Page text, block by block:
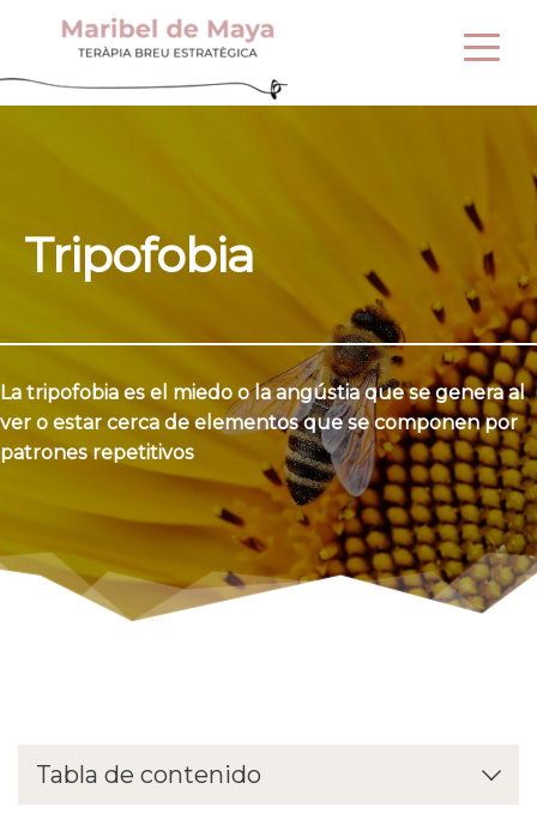
Tripofobia
La tripofobia es el miedo o la angústia que se genera al
ver o estar cerca de elementos que se componen por
patrones repetitivos
Tabla de contenido